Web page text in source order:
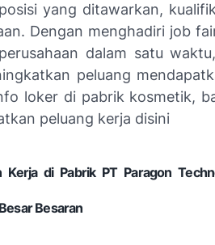
yang ditawarkan,
Dengan menghadiri job
dalam satu
peluang
loker di pabrik kosmetik,
peluang kerja disini
Kerja di Pabrik PT Paragon
Besaran